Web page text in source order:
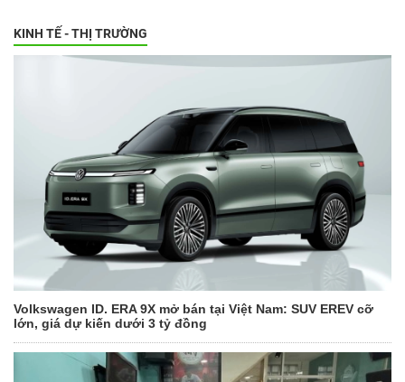
KINH TẾ - THỊ TRƯỜNG
Volkswagen ID. ERA 9X mở bán tại Việt Nam: SUV EREV cỡ
lớn, giá dự kiến dưới 3 tỷ đồng